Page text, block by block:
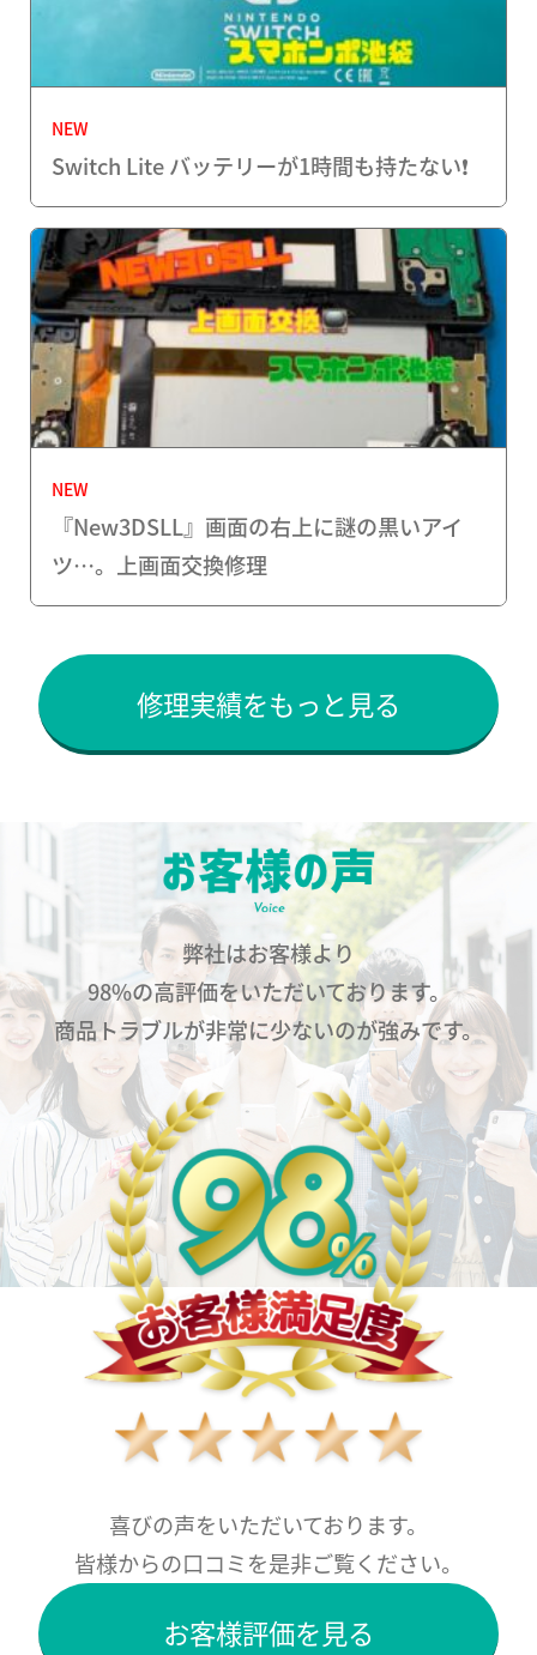
NEW
Switch Lite バッテリーが1時間も持たない❗️
NEW
『New3DSLL』画面の右上に謎の黒いアイ
ツ…。上画面交換修理
修理実績をもっと見る
弊社はお客様より
98%の高評価をいただいております。
商品トラブルが非常に少ないのが強みです。
喜びの声をいただいております。
皆様からの口コミを是非ご覧ください。
お客様評価を見る